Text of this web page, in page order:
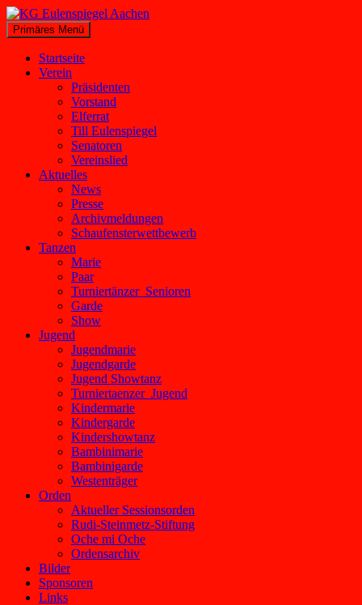
Zum
Inhalt
springen
KG Eulenspiegel Aachen
Suchen
Primäres Menü
Startseite
Verein
Präsidenten
Vorstand
Elferrat
Till Eulenspiegel
Senatoren
Vereinslied
Aktuelles
News
Presse
Archivmeldungen
Schaufensterwettbewerb
Tanzen
Marie
Paar
Turniertänzer_Senioren
Garde
Show
Jugend
Jugendmarie
Jugendgarde
Jugend Showtanz
Turniertaenzer_Jugend
Kindermarie
Kindergarde
Kindershowtanz
Bambinimarie
Bambinigarde
Westenträger
Orden
Aktueller Sessionsorden
Rudi-Steinmetz-Stiftung
Oche mi Oche
Ordensarchiv
Bilder
Sponsoren
Links